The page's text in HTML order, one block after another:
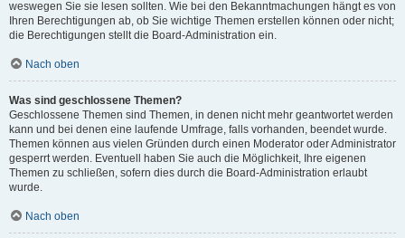
weswegen Sie sie lesen sollten. Wie bei den Bekanntmachungen hängt es von
Ihren Berechtigungen ab, ob Sie wichtige Themen erstellen können oder nicht;
die Berechtigungen stellt die Board-Administration ein.
Nach oben
Was sind geschlossene Themen?
Geschlossene Themen sind Themen, in denen nicht mehr geantwortet werden
kann und bei denen eine laufende Umfrage, falls vorhanden, beendet wurde.
Themen können aus vielen Gründen durch einen Moderator oder Administrator
gesperrt werden. Eventuell haben Sie auch die Möglichkeit, Ihre eigenen
Themen zu schließen, sofern dies durch die Board-Administration erlaubt
wurde.
Nach oben